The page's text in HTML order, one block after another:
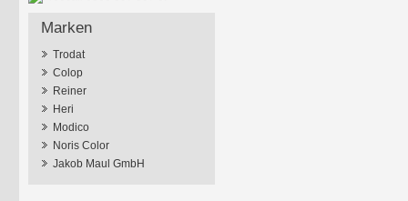
Marken
Trodat
Colop
Reiner
Heri
Modico
Noris Color
Jakob Maul GmbH